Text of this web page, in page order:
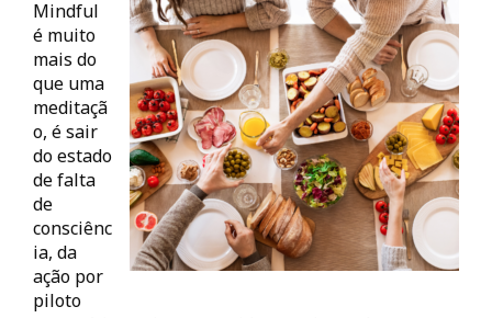
Mindful
é muito
mais do
que uma
meditaçã
o, é sair
do estado
de falta
de
consciênc
ia, da
ação por
piloto